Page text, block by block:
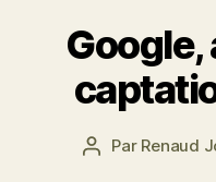
Google,
Auteur
Par Renaud